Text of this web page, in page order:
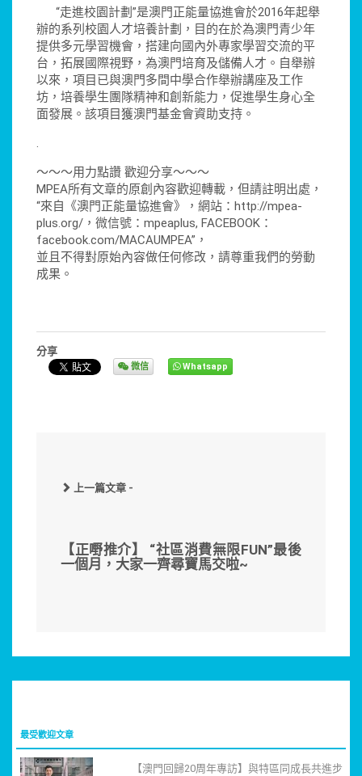
“走進校園計劃”是澳門正能量協進會於2016年起舉
辦的系列校園人才培養計劃，目的在於為澳門青少年
提供多元學習機會，搭建向國內外專家學習交流的平
台，拓展國際視野，為澳門培育及儲備人才。自舉辦
以來，項目已與澳門多間中學合作舉辦講座及工作
坊，培養學生團隊精神和創新能力，促進學生身心全
面發展。該項目獲澳門基金會資助支持。
.
～～～用力點讚 歡迎分享～～～
MPEA所有文章的原創內容歡迎轉載，但請註明出處，
“來自《澳門正能量協進會》，網站：http://mpea-
plus.org/，微信號：mpeaplus, FACEBOOK：
facebook.com/MACAUMPEA”，
並且不得對原始內容做任何修改，請尊重我們的勞動
成果。
分享
微信 Whatsapp
上一篇文章 -
【正嘢推介】 “社區消費無限FUN”最後
一個月，大家一齊尋寶馬交啦~
最受歡迎文章
【澳門回歸20周年專訪】與特區同成長共進步